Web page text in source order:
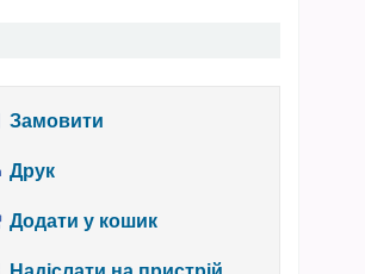
Замовити
Друк
Додати у кошик